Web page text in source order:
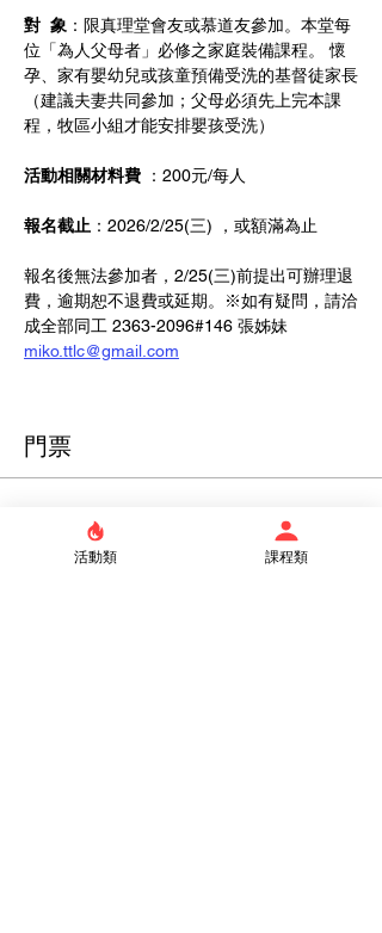
對  象 ：限真理堂會友或慕道友參加。本堂每
位「為人父母者」必修之家庭裝備課程。 懷
孕、家有嬰幼兒或孩童預備受洗的基督徒家長
（建議夫妻共同參加；父母必須先上完本課
程，牧區小組才能安排嬰孩受洗）
活動相關材料費 ：200元/每人
報名截止 ：2026/2/25(三) ，或額滿為止
報名後無法參加者，2/25(三)前提出可辦理退
費，逾期恕不退費或延期。※如有疑問，請洽
成全部同工 2363-2096#146 張姊妹
miko.ttlc@gmail.com
門票
銷售已完結
票券類型活動類 課程類